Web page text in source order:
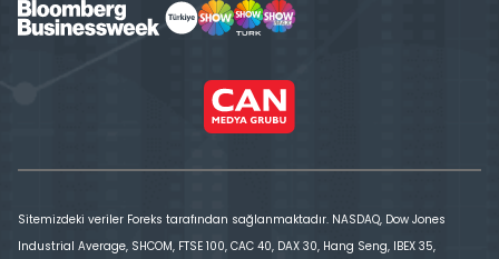
Sitemizdeki veriler Foreks tarafından sağlanmaktadır. NASDAQ, Dow Jones
Industrial Average, SHCOM, FTSE 100, CAC 40, DAX 30, Hang Seng, IBEX 35,